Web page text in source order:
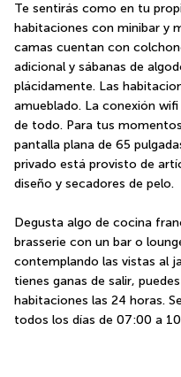
Te sentirás como en tu
habitaciones con minibar y
camas cuentan con
adicional y sábanas de
plácidamente. Las
amueblado. La conexión
de todo. Para tus
pantalla plana de 65
privado está provisto de
diseño y secadores de pelo.
Degusta algo de cocina
brasserie con un bar o
contemplando las vistas al
tienes ganas de salir,
habitaciones las 24 horas.
todos los días de 07:00 a